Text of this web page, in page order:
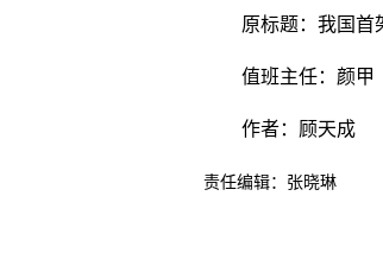
原标题：我国首
值班主任：颜甲
作者：顾天成
责任编辑：张晓琳